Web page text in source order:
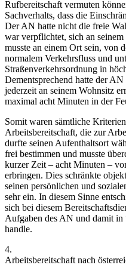
Rufbereitschaft vermuten
Sachverhalts, dass die
Der AN hatte nicht die freie
war verpflichtet, sich an
musste an einem Ort sein, von
normalem Verkehrsfluss und
Straßenverkehrsordnung in
Dementsprechend hatte der
jederzeit an seinem Wohnsitz
maximal acht Minuten in der
Somit waren sämtliche
Arbeitsbereitschaft, die zur
durfte seinen Aufenthaltsort
frei bestimmen und musste
kurzer Zeit – acht Minuten –
erbringen. Dies schränkte
seinen persönlichen und
sehr ein. In diesem Sinne
sich bei diesem
Aufgaben des AN und damit
handle.
4.
Arbeitsbereitschaft nach